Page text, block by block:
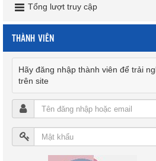
Tổng lượt truy cập
THÀNH VIÊN
Hãy đăng nhập thành viên để trải
trên site